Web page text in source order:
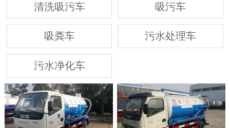
清洗吸污车 吸污车
吸粪车 污水处理车
污水净化车